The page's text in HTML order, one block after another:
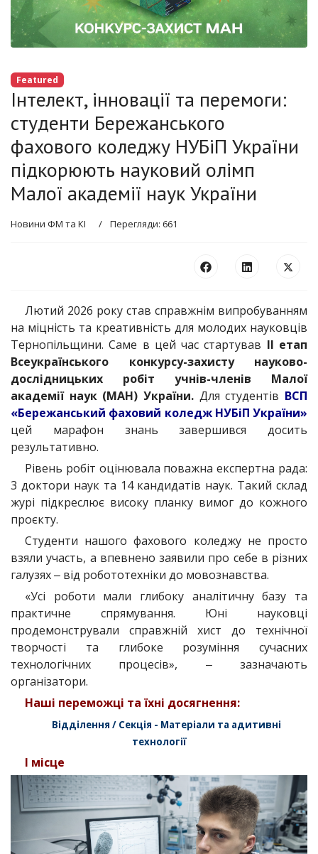
Featured
Інтелект, інновації та перемоги:
студенти Бережанського
фахового коледжу НУБіП України
підкорюють науковий олімп
Малої академії наук України
Новини ФМ та КІ Перегляди: 661
Лютий 2026 року став справжнім випробуванням
на міцність та креативність для молодих науковців
Тернопільщини. Саме в цей час стартував ІІ етап
Всеукраїнського конкурсу-захисту науково-
дослідницьких робіт учнів-членів Малої
академії наук (МАН) України. Для студентів ВСП
«Бережанський фаховий коледж НУБіП України»
цей марафон знань завершився досить
результативно.
Рівень робіт оцінювала поважна експертна рада:
3 доктори наук та 14 кандидатів наук. Такий склад
журі підкреслює високу планку вимог до кожного
проєкту.
Студенти нашого фахового коледжу не просто
взяли участь, а впевнено заявили про себе в різних
галузях ‒ від робототехніки до мовознавства.
«Усі роботи мали глибоку аналітичну базу та
практичне спрямування. Юні науковці
продемонстрували справжній хист до технічної
творчості та глибоке розуміння сучасних
технологічних процесів», ‒ зазначають
організатори.
Наші переможці та їхні досягнення:
Відділення / Секція - Матеріали та адитивні
технології
I місце